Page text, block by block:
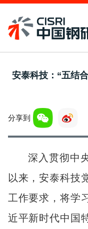
安泰科技：“五结
分享到
深入贯彻中
以来，安泰科技
工作要求，将学
近平新时代中国